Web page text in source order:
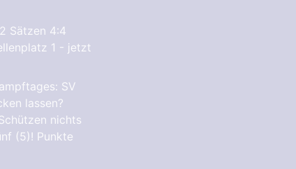
Sätzen 4:4
1 - jetzt
SV
lassen?
nichts
(5)! Punkte